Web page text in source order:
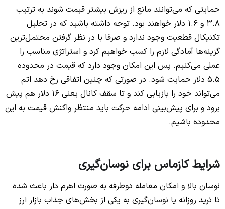
حمایتی که می‌توانند مانع از ریزش بیشتر قیمت شوند به ترتیب
3.8 و 1.6 دلار خواهند بود. توجه داشته باشید که در تحلیل
تکنیکال قطعیت وجود ندارد و صرفا با در نظر گرفتن محتمل‌ترین
گزینه‌ها آمادگی لازم را کسب خواهیم کرد و استراتژي مناسب را
عملی می‌کنیم. پس این امکان وجود دارد که قیمت در محدوده
5.5 دلار حمایت شود. در صورتی که چنین اتفاقی رخ دهد اتم
می‌تواند خود را بازیابی کند و تا سقف کانال یعنی 16 دلار هم پیش
برود و برای پیش‌بینی ادامه حرکت باید منتظر واکنش قیمت به این
محدوده باشیم.
شرایط کازماس برای نوسان‌گیری
نوسان بالا و امکان معامله دوطرفه به صورت اهرم دار باعث شده
تا ترید روزانه یا نوسان‌گیری به یکی از بخش‌های جذاب بازار ارز